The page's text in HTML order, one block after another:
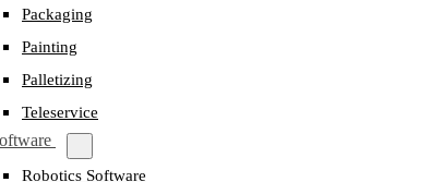
Packaging
Painting
Palletizing
Teleservice
Robotics Software